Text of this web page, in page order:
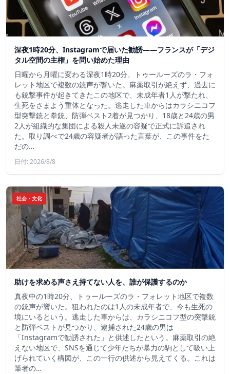
深夜1時20分、Instagramで届いた勧誘――フランスが「デジ
タル空間の主権」を問い始めた理由
日曜から月曜に変わる深夜1時20分、トゥールーズのラ・フォ
レット地区で複数の銃声が響いた。麻薬取引が絶えず、過去に
も銃撃事件が起きてきたこの地区で、未成年者1人が撃たれ、
生死をさまよう重体となった。逃走した車からはカラシニコフ
型突撃銃と拳銃、防弾ベスト2着が見つかり、18歳と24歳の男
2人が組織的な集団による殺人未遂の容疑で正式に訴追され
た。取り調べで24歳の容疑者が語った言葉が、この事件をた
だの…
日付: 2026/8/8
社会・文化
助けを求める声さえ持てない人を、誰が保護するのか
真夜中の1時20分、トゥールーズのラ・フォレット地区で複数
の銃声が響いた。狙われたのは1人の未成年者で、今も生死の
境にいるという。逃走した車からは、カラシニコフ型の突撃銃
と防弾ベストが見つかり、逮捕された24歳の男は
「Instagramで勧誘された」と供述したという。麻薬取引の絶
えない地区で、SNSを通じて少年たちが暴力の駒として吸い上
げられていく構図が、この一行の供述から見えてくる。これは
筆者の…